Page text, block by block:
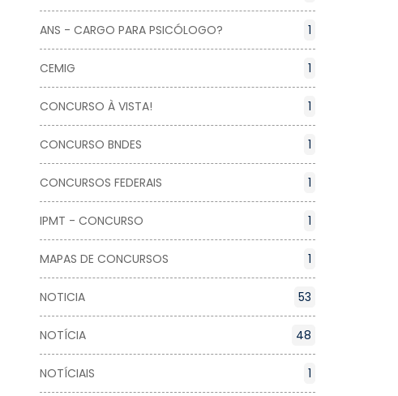
ANS - CARGO PARA PSICÓLOGO? 1
CEMIG 1
CONCURSO À VISTA! 1
CONCURSO BNDES 1
CONCURSOS FEDERAIS 1
IPMT - CONCURSO 1
MAPAS DE CONCURSOS 1
NOTICIA 53
NOTÍCIA 48
NOTÍCIAIS 1